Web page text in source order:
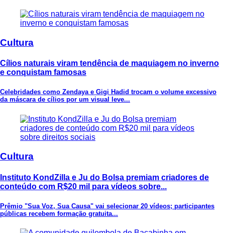
Cultura
Cílios naturais viram tendência de maquiagem no inverno
e conquistam famosas
Celebridades como Zendaya e Gigi Hadid trocam o volume excessivo
da máscara de cílios por um visual leve...
Cultura
Instituto KondZilla e Ju do Bolsa premiam criadores de
conteúdo com R$20 mil para vídeos sobre...
Prêmio "Sua Voz, Sua Causa" vai selecionar 20 vídeos; participantes
públicas recebem formação gratuita...